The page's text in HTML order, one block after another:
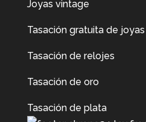
Joyas vintage
Tasación gratuita de joyas
Tasación de relojes
Tasación de oro
Tasación de plata